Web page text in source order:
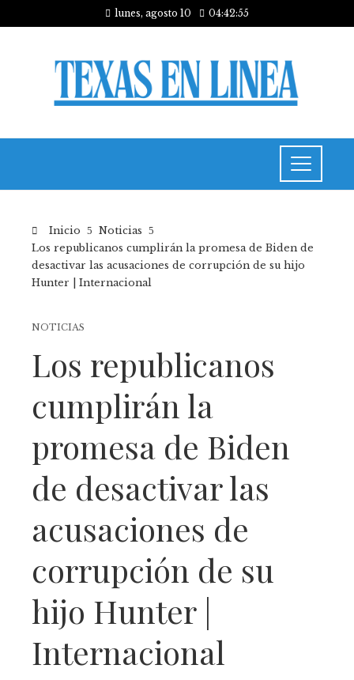
lunes, agosto 10 04:42:56
Inicio
Noticias
Los republicanos cumplirán la promesa de Biden de
desactivar las acusaciones de corrupción de su hijo
Hunter | Internacional
NOTICIAS
Los republicanos
cumplirán la
promesa de Biden
de desactivar las
acusaciones de
corrupción de su
hijo Hunter |
Internacional